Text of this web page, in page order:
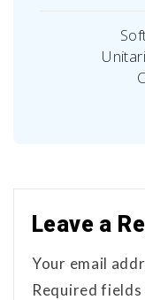
Leave a
Your email
Required